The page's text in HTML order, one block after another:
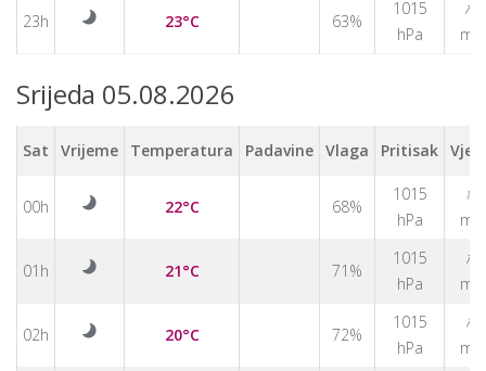
23h 23°C 63%
1015
hPa
↑
m/s
Srijeda 05.08.2026
Sat Vrijeme Temperatura Padavine Vlaga Pritisak
00h 22°C 68%
1015
hPa
↑
m/s
01h 21°C 71%
1015
hPa
↑
m/s
02h 20°C 72%
1015
hPa
↑
m/s